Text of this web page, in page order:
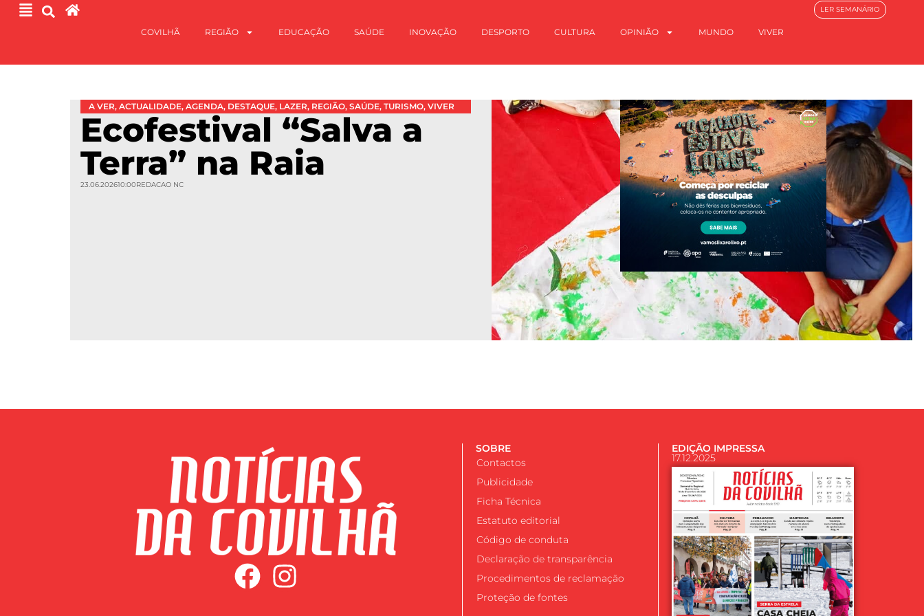
COVILHÃ REGIÃO EDUCAÇÃO SAÚDE INOVAÇÃO DESPORTO CULTURA OPINIÃO MUNDO VIVER
LER SEMANÁRIO
A VER, ACTUALIDADE, AGENDA, DESTAQUE, LAZER, REGIÃO, SAÚDE, TURISMO, VIVER
Ecofestival “Salva a
Terra” na Raia
23.06.202610:00REDACAO NC
SOBRE
Contactos
Publicidade
Ficha Técnica
Estatuto editorial
Código de conduta
Declaração de transparência
Procedimentos de reclamação
Proteção de fontes
EDIÇÃO IMPRESSA
17.12.2025